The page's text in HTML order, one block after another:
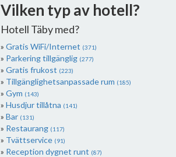
Vilken typ av hotell?
Hotell Täby med?
Gratis WiFi/Internet (371)
Parkering tillgänglig (277)
Gratis frukost (223)
Tillgänglighetsanpassade rum (185)
Gym (143)
Husdjur tillåtna (141)
Bar (131)
Restaurang (117)
Tvättservice (91)
Reception dygnet runt (87)